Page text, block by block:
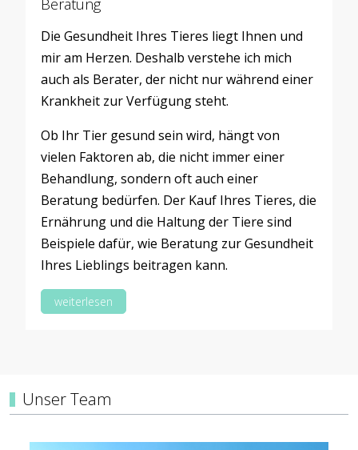
Beratung
Die Gesundheit Ihres Tieres liegt Ihnen und
mir am Herzen. Deshalb verstehe ich mich
auch als Berater, der nicht nur während einer
Krankheit zur Verfügung steht.
Ob Ihr Tier gesund sein wird, hängt von
vielen Faktoren ab, die nicht immer einer
Behandlung, sondern oft auch einer
Beratung bedürfen. Der Kauf Ihres Tieres, die
Ernährung und die Haltung der Tiere sind
Beispiele dafür, wie Beratung zur Gesundheit
Ihres Lieblings beitragen kann.
weiterlesen
Unser Team